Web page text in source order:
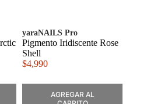
yaraNAILS Pro
Pigmento Iridiscente Rose
Shell
$4,990
AGREGAR AL